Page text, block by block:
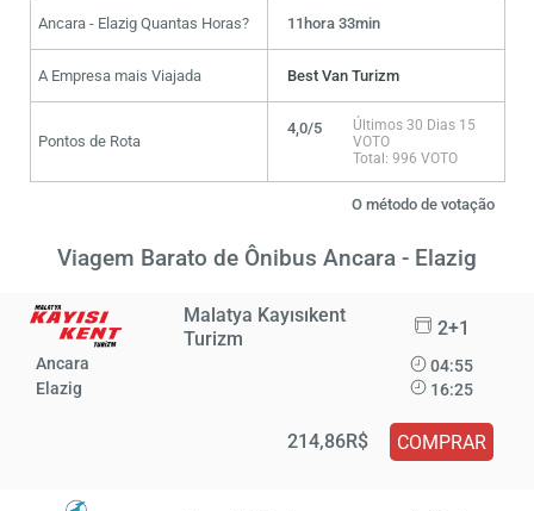
Ancara - Elazig Quantas Horas? 11hora 33min
A Empresa mais Viajada Best Van Turizm
Pontos de Rota
4,0/5
Últimos 30 Dias 15
VOTO
Total: 996 VOTO
O método de votação
Viagem Barato de Ônibus Ancara - Elazig
Malatya Kayısıkent
Turizm
2+1
Ancara
Elazig
04:55
16:25
214,86R$ COMPRAR